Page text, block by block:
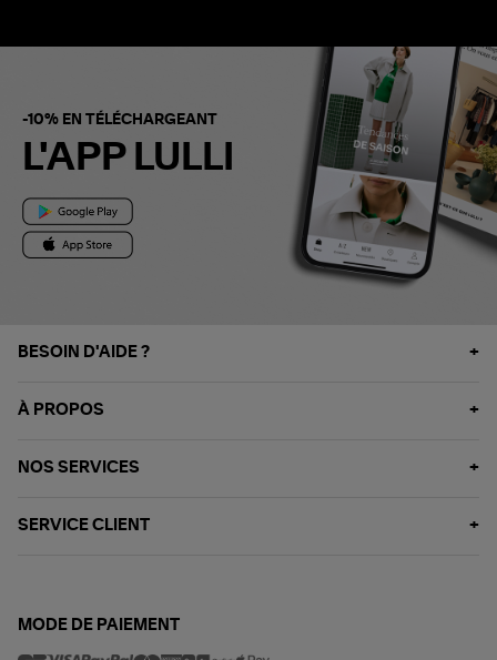
-10% EN TÉLÉCHARGEANT
L'APP LULLI
BESOIN D'AIDE ?
À PROPOS
NOS SERVICES
SERVICE CLIENT
MODE DE PAIEMENT